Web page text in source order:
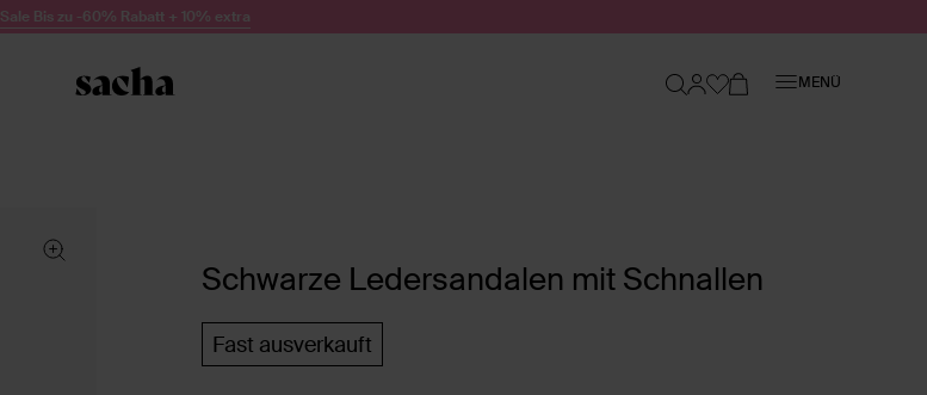
Sale Bis zu -60% Rabatt + 10% extra
MENÜ
Schwarze Ledersandalen mit Schnallen
Fast ausverkauft